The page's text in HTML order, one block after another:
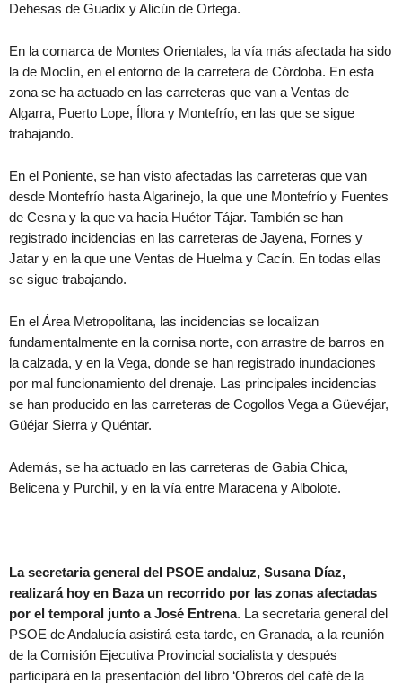
Dehesas de Guadix y Alicún de Ortega.
En la comarca de Montes Orientales, la vía más afectada ha sido
la de Moclín, en el entorno de la carretera de Córdoba. En esta
zona se ha actuado en las carreteras que van a Ventas de
Algarra, Puerto Lope, Íllora y Montefrío, en las que se sigue
trabajando.
En el Poniente, se han visto afectadas las carreteras que van
desde Montefrío hasta Algarinejo, la que une Montefrío y Fuentes
de Cesna y la que va hacia Huétor Tájar. También se han
registrado incidencias en las carreteras de Jayena, Fornes y
Jatar y en la que une Ventas de Huelma y Cacín. En todas ellas
se sigue trabajando.
En el Área Metropolitana, las incidencias se localizan
fundamentalmente en la cornisa norte, con arrastre de barros en
la calzada, y en la Vega, donde se han registrado inundaciones
por mal funcionamiento del drenaje. Las principales incidencias
se han producido en las carreteras de Cogollos Vega a Güevéjar,
Güéjar Sierra y Quéntar.
Además, se ha actuado en las carreteras de Gabia Chica,
Belicena y Purchil, y en la vía entre Maracena y Albolote.
La secretaria general del PSOE andaluz, Susana Díaz,
realizará hoy en Baza un recorrido por las zonas afectadas
por el temporal junto a José Entrena. La secretaria general del
PSOE de Andalucía asistirá esta tarde, en Granada, a la reunión
de la Comisión Ejecutiva Provincial socialista y después
participará en la presentación del libro ‘Obreros del café de la